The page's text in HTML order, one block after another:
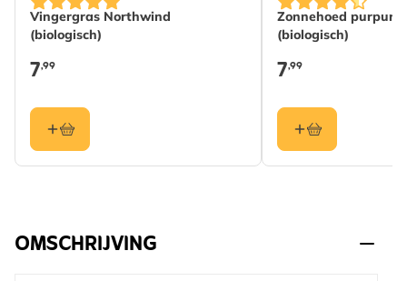
Vingergras Northwind
(biologisch)
7,99
Zonnehoed
(biologisch)
7,99
OMSCHRIJVING